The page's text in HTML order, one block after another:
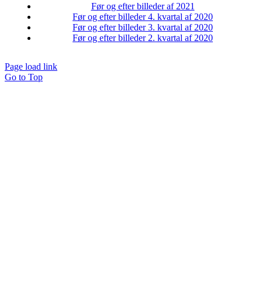
Før og efter billeder af 2021
Før og efter billeder 4. kvartal af 2020
Før og efter billeder 3. kvartal af 2020
Før og efter billeder 2. kvartal af 2020
Page load link
Go to Top